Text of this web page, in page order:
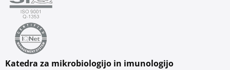
Katedra za mikrobiologijo in imunologijo